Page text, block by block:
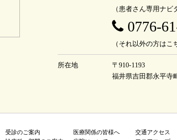
（患者さん専用ナビ
0776-
（それ以外の方はこ
所在地
〒910-1193
福井県吉田郡永平寺
受診のご案内
医療関係の皆様へ
交通アクセス